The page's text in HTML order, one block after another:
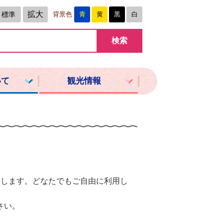
標準 拡大 背景色 青 黄 黒 白
観光情報
ます。どなたでもご自由に利用し
。